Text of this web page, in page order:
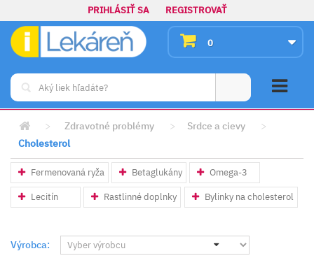
PRIHLÁSIŤ SA REGISTROVAŤ
0
> Zdravotné problémy > Srdce a cievy
>
Cholesterol
Fermenovaná ryža Betaglukány Omega-3
Lecitín Rastlinné doplnky Bylinky na cholesterol
Výrobca: